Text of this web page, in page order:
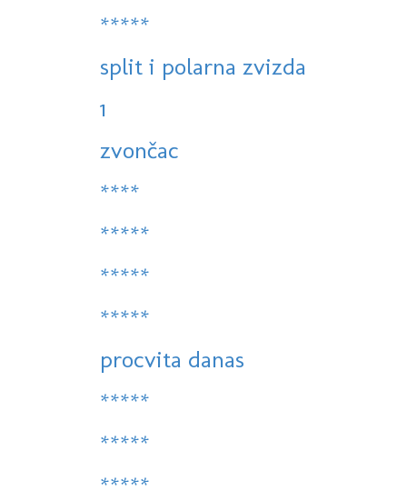
*****
split i polarna zvizda
1
zvončac
****
*****
*****
*****
procvita danas
*****
*****
*****